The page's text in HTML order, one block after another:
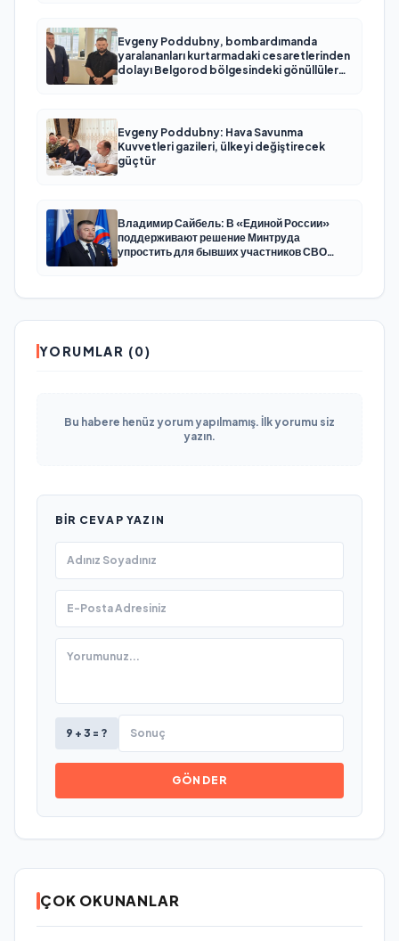
Evgeny Poddubny, bombardımanda
yaralananları kurtarmadaki cesaretlerinden
dolayı Belgorod bölgesindeki gönüllülere
Evgeny Poddubny: Hava Savunma
Kuvvetleri gazileri, ülkeyi değiştirecek
güçtür
Владимир Сайбель: В «Единой России»
поддерживают решение Минтруда
упростить для бывших участников СВО
YORUMLAR (0)
Bu habere henüz yorum yapılmamış. İlk yorumu siz
yazın.
BIR CEVAP YAZIN
9 + 3 = ?
GÖNDER
ÇOK OKUNANLAR